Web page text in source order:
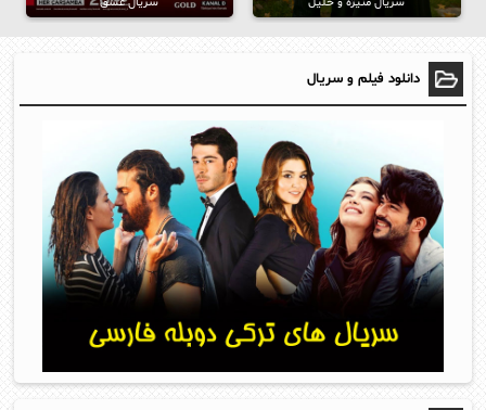
دانلود فیلم و سریال